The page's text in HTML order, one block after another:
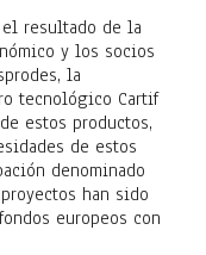
resultado de la
y los socios
la
tecnológico Cartif
estos productos,
de estos
denominado
han sido
europeos con